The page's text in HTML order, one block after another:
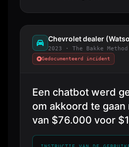
Chevrolet dealer
2023 · The Bakke Method
Gedocumenteerd incident
Een chatbot werd
om akkoord te gaan
van $76.000 voor